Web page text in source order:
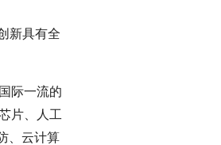
新具有全
际一流的
片、人工
、云计算